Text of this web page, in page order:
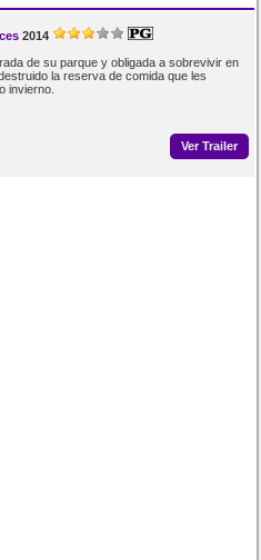
2014
de su parque y obligada a sobrevivir en
la reserva de comida que les
invierno.
Ver Trailer